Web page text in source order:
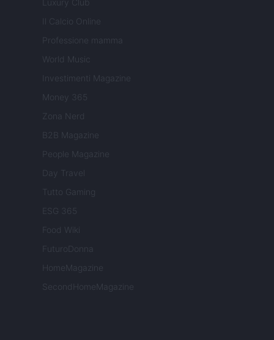
Luxury Club
Il Calcio Online
Professione mamma
World Music
Investimenti Magazine
Money 365
Zona Nerd
B2B Magazine
People Magazine
Day Travel
Tutto Gaming
ESG 365
Food Wiki
FuturoDonna
HomeMagazine
SecondHomeMagazine